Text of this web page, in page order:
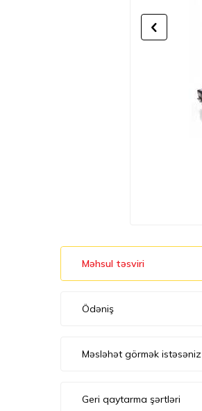
Məhsul təsviri
Ödəniş
Məsləhət görmək istəsəniz
Geri qaytarma şərtləri